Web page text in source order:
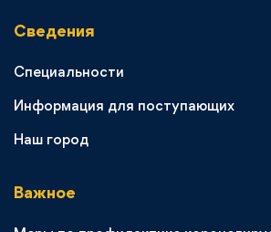
Сведения
Специальности
Информация для поступающих
Наш город
Важное